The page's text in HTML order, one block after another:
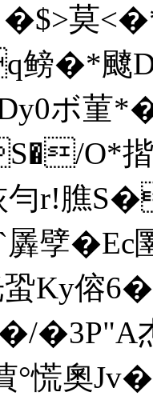
莫<�*R
鳑�*飉
ボ
O*揩
勻r!膲
孹�Ec
Ky傛
°慌奧